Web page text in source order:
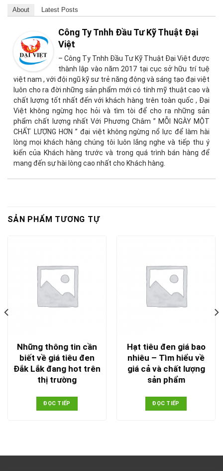
About Latest Posts
Công Ty Tnhh Đầu Tư Kỹ Thuật Đại
Việt
– Công Ty Tnhh Đầu Tư Kỹ Thuật Đại Việt được
thành lập vào năm 2017 tại cục sở hữu trí tuệ
việt nam , với đội ngũ kỹ sư trẻ năng động và sáng tạo đại việt
luôn cho ra đời những sản phẩm mới có tính mỹ thuật cao và
chất lượng tốt nhất đến với khách hàng trên toàn quốc , Đại
Việt không ngừng học hỏi và tìm tòi để cho ra những sản
phẩm chất lượng nhất Với Phương Châm ” MỖI NGÀY MỘT
CHẤT LƯỢNG HƠN ” đại việt không ngừng nổ lực để làm hài
lòng mọi khách hàng chúng tôi luôn lắng nghe và tiếp thu ý
kiến của Khách hàng trước và trong quá trình bán hàng để
mang đến sự hài lòng cao nhất cho Khách hàng.
SẢN PHẨM TƯƠNG TỰ
Những thông tin cần
biết về giá tiêu đen
Đắk Lắk đang hot trên
thị trường
ĐỌC TIẾP
Hạt tiêu đen giá bao
nhiêu – Tìm hiểu về
giá cả và chất lượng
sản phẩm
ĐỌC TIẾP